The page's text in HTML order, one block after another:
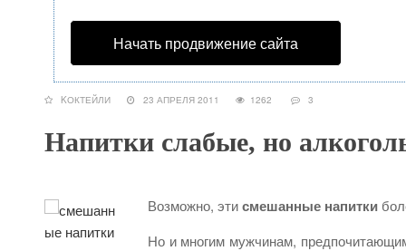
Начать продвижение сайта
KОКТЕЙЛИ 23 АПРЕЛЯ 2011 1262 3
Напитки слабые, но
Возможно, этисмешанные напитки
Но и многим мужчинам,